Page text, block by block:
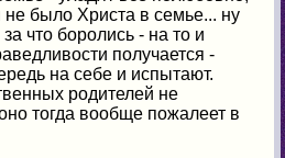
не было Христа в семье... ну
что боролись - на то и
получается -
на себе и испытают.
родителей не
тогда вообще пожалеет в